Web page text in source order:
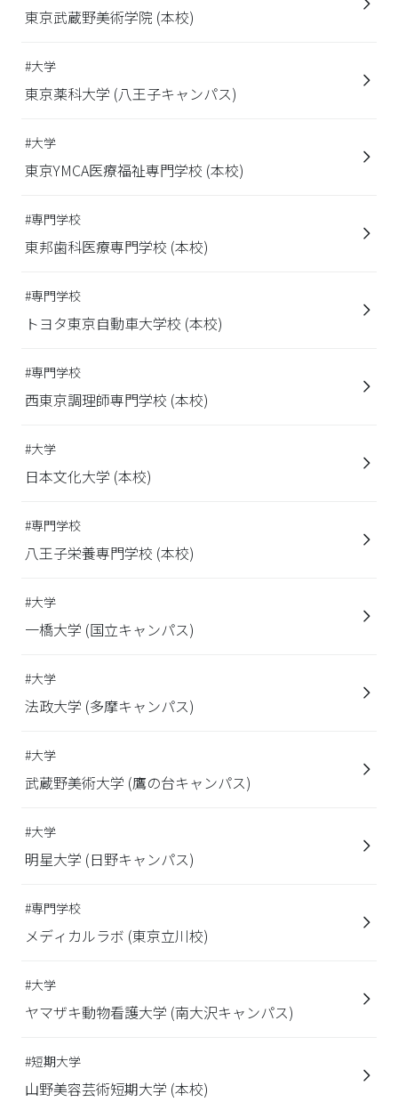
東京武蔵野美術学院 (本校)
#大学
東京薬科大学 (八王子キャンパス)
#大学
東京YMCA医療福祉専門学校 (本校)
#専門学校
東邦歯科医療専門学校 (本校)
#専門学校
トヨタ東京自動車大学校 (本校)
#専門学校
西東京調理師専門学校 (本校)
#大学
日本文化大学 (本校)
#専門学校
八王子栄養専門学校 (本校)
#大学
一橋大学 (国立キャンパス)
#大学
法政大学 (多摩キャンパス)
#大学
武蔵野美術大学 (鷹の台キャンパス)
#大学
明星大学 (日野キャンパス)
#専門学校
メディカルラボ (東京立川校)
#大学
ヤマザキ動物看護大学 (南大沢キャンパス)
#短期大学
山野美容芸術短期大学 (本校)